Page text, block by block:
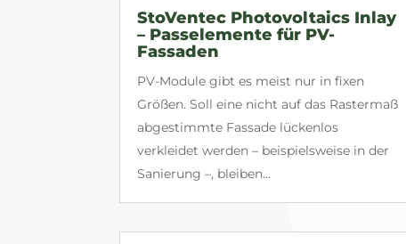
StoVentec Photovoltaics Inlay
– Passelemente für PV-
Fassaden
PV-Module gibt es meist nur in fixen
Größen. Soll eine nicht auf das Rastermaß
abgestimmte Fassade lückenlos
verkleidet werden – beispielsweise in der
Sanierung –, bleiben...